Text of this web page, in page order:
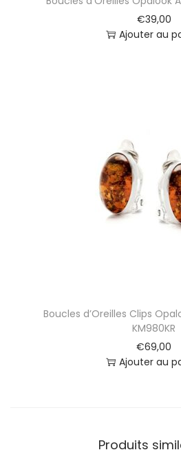
€39,00
Ajouter au
Boucles d’Oreilles Clips
KM980KR
€69,00
Ajouter au
Produits